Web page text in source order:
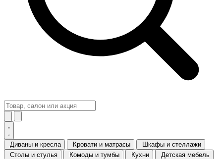
Диваны и кресла Кровати и матрасы
Шкафы и стеллажи
Столы и стулья
Комоды и тумбы Кухни
Детская мебель